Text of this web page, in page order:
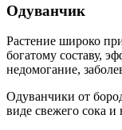
Одуванчик
Растение широко
богатому составу,
недомогание,
Одуванчики от
виде свежего сока и